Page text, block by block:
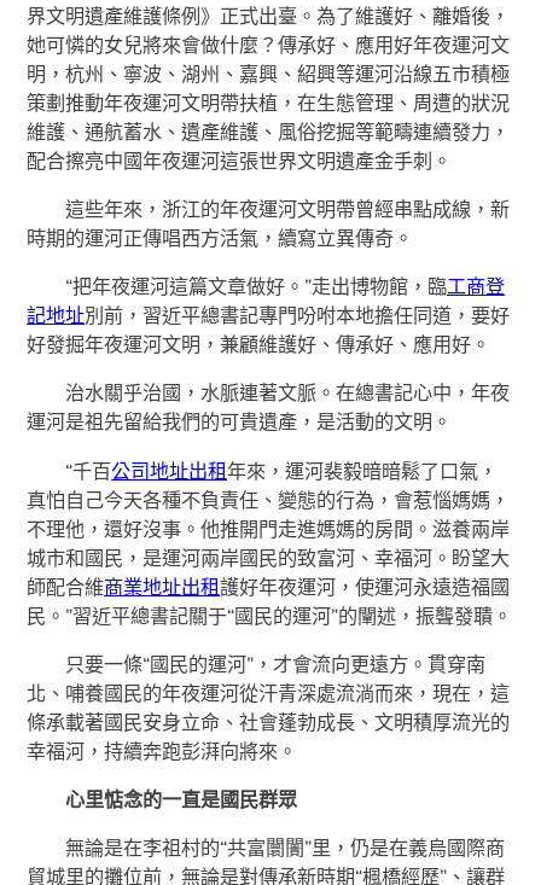
界文明遺產維護條例》正式出臺。為了維護好、離婚後，
她可憐的女兒將來會做什麼？傳承好、應用好年夜運河文
明，杭州、寧波、湖州、嘉興、紹興等運河沿線五市積極
策劃推動年夜運河文明帶扶植，在生態管理、周遭的狀況
維護、通航蓄水、遺產維護、風俗挖掘等範疇連續發力，
配合擦亮中國年夜運河這張世界文明遺產金手刺。
這些年來，浙江的年夜運河文明帶曾經串點成線，新
時期的運河正傳唱西方活氣，續寫立異傳奇。
“把年夜運河這篇文章做好。”走出博物館，臨工商登
記地址別前，習近平總書記專門吩咐本地擔任同道，要好
好發掘年夜運河文明，兼顧維護好、傳承好、應用好。
治水關乎治國，水脈連著文脈。在總書記心中，年夜
運河是祖先留給我們的可貴遺產，是活動的文明。
“千百公司地址出租年來，運河裴毅暗暗鬆了口氣，
真怕自己今天各種不負責任、變態的行為，會惹惱媽媽，
不理他，還好沒事。他推開門走進媽媽的房間。滋養兩岸
城市和國民，是運河兩岸國民的致富河、幸福河。盼望大
師配合維商業地址出租護好年夜運河，使運河永遠造福國
民。”習近平總書記關于“國民的運河”的闡述，振聾發聵。
只要一條“國民的運河”，才會流向更遠方。貫穿南
北、哺養國民的年夜運河從汗青深處流淌而來，現在，這
條承載著國民安身立命、社會蓬勃成長、文明積厚流光的
幸福河，持續奔跑彭湃向將來。
心里惦念的一直是國民群眾
無論是在李祖村的“共富闤闠”里，仍是在義烏國際商
貿城里的攤位前，無論是對傳承新時期“楓橋經歷”、讓群